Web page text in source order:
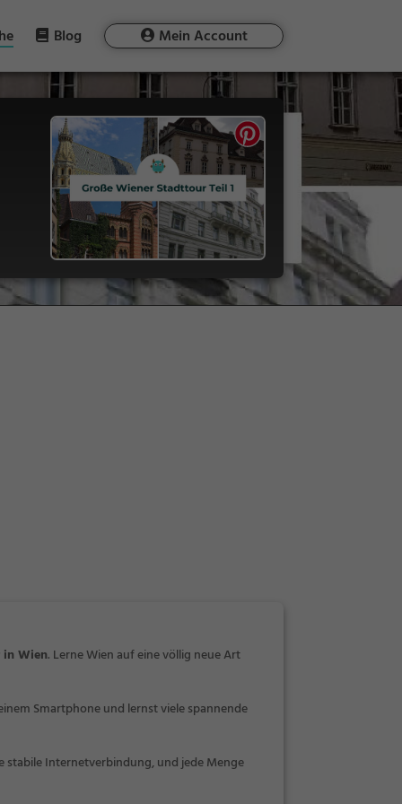
Blog Mein Account
Wien. Lerne Wien auf eine völlig neue Art
Smartphone und lernst viele spannende
stabile Internetverbindung, und jede Menge